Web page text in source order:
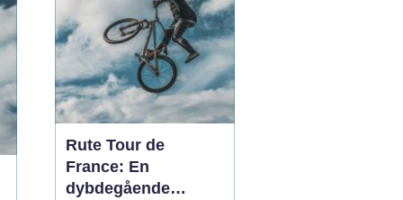
afgørend...
Rute Tour de
France: En
dybdegående